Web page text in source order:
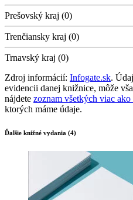
Prešovský kraj (0)
Trenčiansky kraj (0)
Trnavský kraj (0)
Zdroj informácií: Infogate.sk.
evidencii danej knižnice, môže
nájdete zoznam všetkých viac
ktorých máme údaje.
Ďalšie knižné vydania (4)